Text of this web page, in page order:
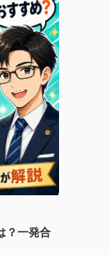
？一発合